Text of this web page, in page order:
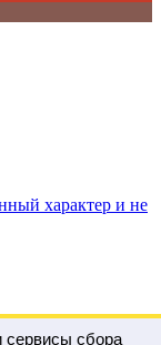
характер и не
сервисы сбора